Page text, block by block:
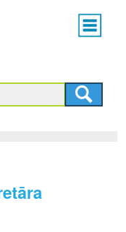
Main
menu